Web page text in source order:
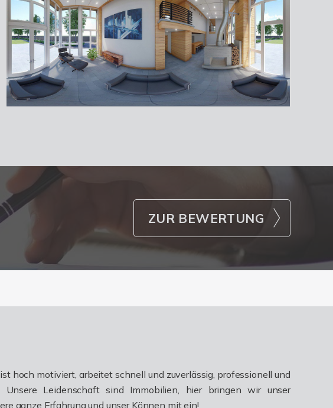
ZUR BEWERTUNG
ist hoch motiviert, arbeitet schnell und zuverlässig, professionell und
Unsere Leidenschaft sind Immobilien, hier bringen wir unser
ganze Erfahrung und unser Können mit ein!